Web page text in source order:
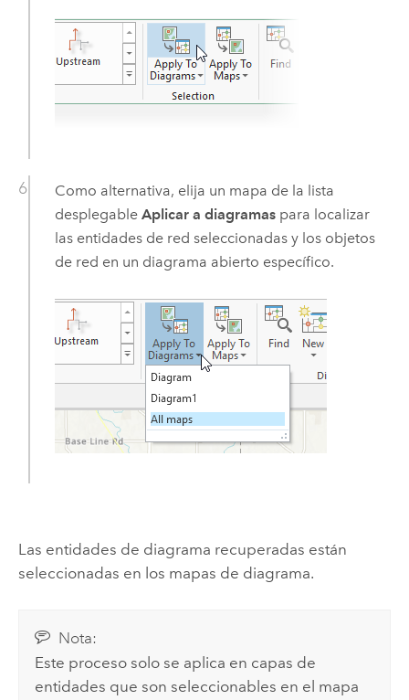
Como alternativa, elija un mapa de la lista
desplegable Aplicar a diagramaspara localizar
las entidades de red seleccionadas y los objetos
de red en un diagrama abierto específico.
Las entidades de diagrama recuperadas están
seleccionadas en los mapas de diagrama.
Nota:
Este proceso solo se aplica en capas de
entidades que son seleccionables en el mapa